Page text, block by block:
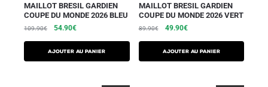
MAILLOT BRESIL GARDIEN
COUPE DU MONDE 2026 BLEU
109.90€ 54.90€
AJOUTER AU PANIER
MAILLOT BRESIL GARDIEN
COUPE DU MONDE 2026 VERT
89.90€ 49.90€
AJOUTER AU PANIER